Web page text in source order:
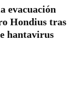
evacuación
Hondius tras
hantavirus